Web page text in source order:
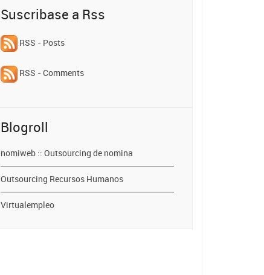
Suscribase a Rss
RSS - Posts
RSS - Comments
Blogroll
nomiweb :: Outsourcing de nomina
Outsourcing Recursos Humanos
Virtualempleo